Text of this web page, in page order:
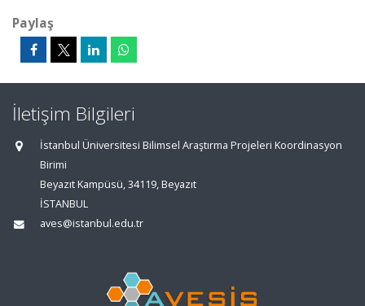
Paylaş
İletişim Bilgileri
İstanbul Üniversitesi Bilimsel Araştırma Projeleri Koordinasyon
Birimi
Beyazıt Kampüsü, 34119, Beyazıt
İSTANBUL
aves@istanbul.edu.tr